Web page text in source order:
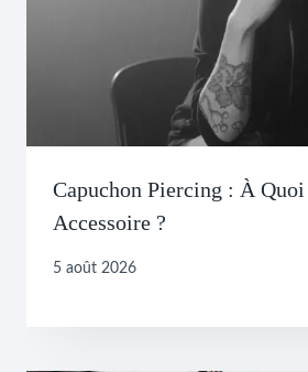
Capuchon Piercing : À Quoi
Accessoire ?
5 août 2026